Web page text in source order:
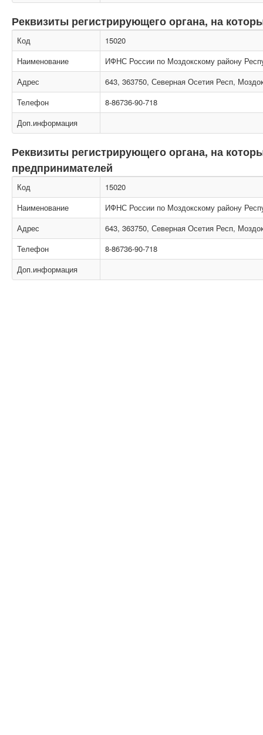
Реквизиты регистрирующего органа, на
Код
15020
Наименование
ИФНС России по Моздокскому району
Адрес
643, 363750, Северная Осетия Респ,
Телефон
8-86736-90-718
Доп.информация
Реквизиты регистрирующего органа, на
предпринимателей
Код
15020
Наименование
ИФНС России по Моздокскому району
Адрес
643, 363750, Северная Осетия Респ,
Телефон
8-86736-90-718
Доп.информация